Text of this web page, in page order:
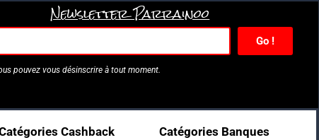
Newsletter Parrainoo
Go !
pouvez vous désinscrire à tout moment.
Cashback Catégories Banques